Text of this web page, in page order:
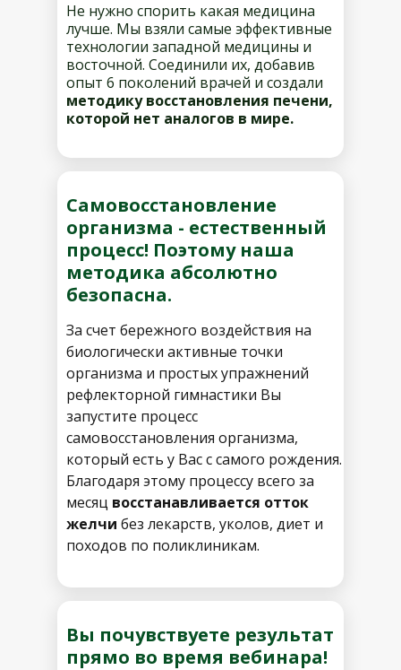
Не нужно спорить какая медицина
лучше. Мы взяли самые эффективные
технологии западной медицины и
восточной. Соединили их, добавив
опыт 6 поколений врачей и создали
методику восстановления печени,
которой нет аналогов в мире.
Самовосстановление
организма - естественный
процесс! Поэтому наша
методика абсолютно
безопасна.
За счет бережного воздействия на
биологически активные точки
организма и простых упражнений
рефлекторной гимнастики Вы
запустите процесс
самовосстановления организма,
который есть у Вас с самого рождения.
Благодаря этому процессу всего за
месяц восстанавливается отток
желчи без лекарств, уколов, диет и
походов по поликлиникам.
Вы почувствуете результат
прямо во время вебинара!